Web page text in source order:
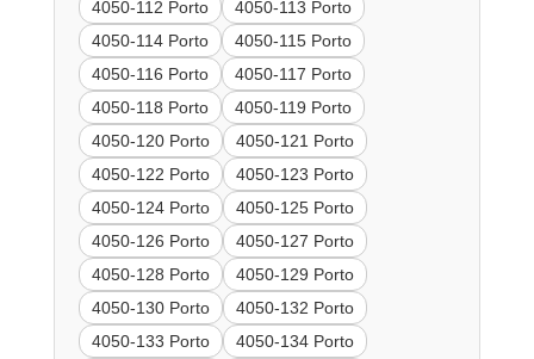
4050-112 Porto
4050-113 Porto
4050-114 Porto
4050-115 Porto
4050-116 Porto
4050-117 Porto
4050-118 Porto
4050-119 Porto
4050-120 Porto
4050-121 Porto
4050-122 Porto
4050-123 Porto
4050-124 Porto
4050-125 Porto
4050-126 Porto
4050-127 Porto
4050-128 Porto
4050-129 Porto
4050-130 Porto
4050-132 Porto
4050-133 Porto
4050-134 Porto